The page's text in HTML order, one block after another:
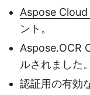
Aspose
ント。
Aspose.OCR
ルされました。
認証用の有効